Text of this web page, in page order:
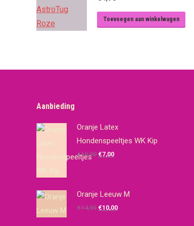
Toevoegen aan winkelwagen
Aanbieding
Oranje Latex
Hondenspeeltjes WK Kip
€10,00 Oorspronkelijke
€10,00.
€7,00Huidige
€7,00.
Oranje Leeuw M
€14,95 Oorspronkelijke
€10,00Huidige